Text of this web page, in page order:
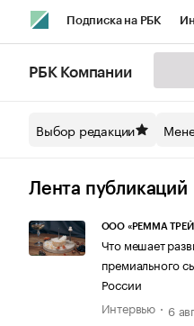
Подписка на РБК
Спецпроекты СПб
Технологии и медиа
РБК Компании
Выбор редакции
Лента публикаций
ООО «РЕММА
Что мешает
премиального
России
Интервью
6